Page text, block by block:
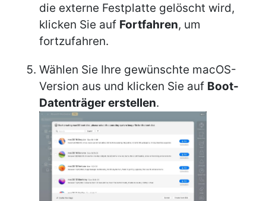
die externe Festplatte gelöscht wird,
klicken Sie auf Fortfahren, um
fortzufahren.
Wählen Sie Ihre gewünschte macOS-
Version aus und klicken Sie auf Boot-
Datenträger erstellen.